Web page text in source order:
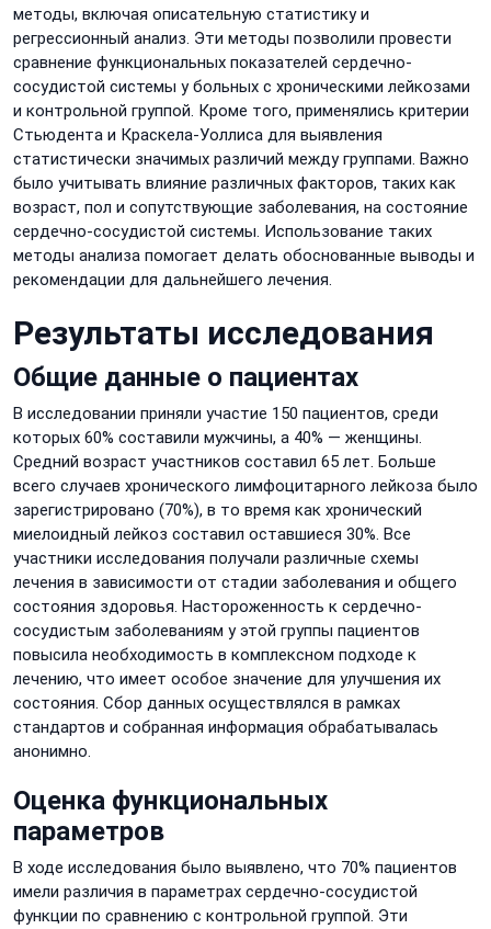
методы, включая описательную статистику и
регрессионный анализ. Эти методы позволили провести
сравнение функциональных показателей сердечно-
сосудистой системы у больных с хроническими лейкозами
и контрольной группой. Кроме того, применялись критерии
Стьюдента и Краскела-Уоллиса для выявления
статистически значимых различий между группами. Важно
было учитывать влияние различных факторов, таких как
возраст, пол и сопутствующие заболевания, на состояние
сердечно-сосудистой системы. Использование таких
методы анализа помогает делать обоснованные выводы и
рекомендации для дальнейшего лечения.
Результаты исследования
Общие данные о пациентах
В исследовании приняли участие 150 пациентов, среди
которых 60% составили мужчины, а 40% — женщины.
Средний возраст участников составил 65 лет. Больше
всего случаев хронического лимфоцитарного лейкоза было
зарегистрировано (70%), в то время как хронический
миелоидный лейкоз составил оставшиеся 30%. Все
участники исследования получали различные схемы
лечения в зависимости от стадии заболевания и общего
состояния здоровья. Настороженность к сердечно-
сосудистым заболеваниям у этой группы пациентов
повысила необходимость в комплексном подходе к
лечению, что имеет особое значение для улучшения их
состояния. Сбор данных осуществлялся в рамках
стандартов и собранная информация обрабатывалась
анонимно.
Оценка функциональных
параметров
В ходе исследования было выявлено, что 70% пациентов
имели различия в параметрах сердечно-сосудистой
функции по сравнению с контрольной группой. Эти